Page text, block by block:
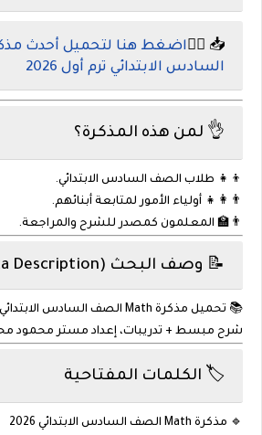
📥 👈🏻
السادس الابتدائي ترم أول 2026
👌 لمن هذه المذكرة؟
👦👧 طلاب الصف السادس الابتدائي.
👨‍👩‍👧 أولياء الأمور لمتابعة أبنائهم.
👨‍🏫 المعلمون كمصدر للشرح والمراجعة.
📝 وصف البحث (Meta Description)
شرح مبسط + تدريبات، إعداد مستر محمود
🏷️ الكلمات المفتاحية
🔹 مذكرة Math الصف السادس الابتدائي 2026